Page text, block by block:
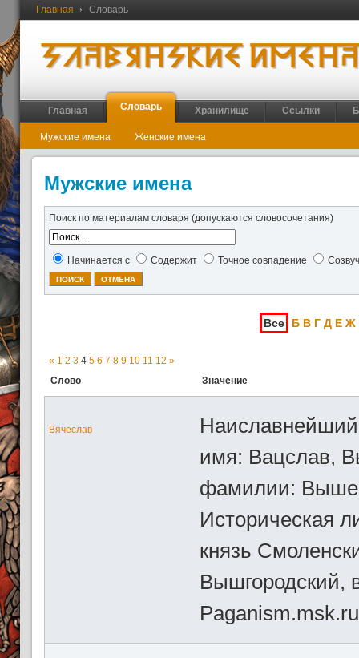
Главная Словарь
Главная Словарь Хранилище Ссылки
Мужские имена Женские имена
Мужские имена
Поиск по материалам словаря (допускаются словосочетания)
Начинается с Содержит Точное совпадение
Все Б В Г Д Е Ж
« 1 2 3 4 5 6 7 8 9 10 11 12 »
Слово
Значение
Вячеслав
имя: Вацслав,
фамилии:
Историческая
князь
Вышгородский,